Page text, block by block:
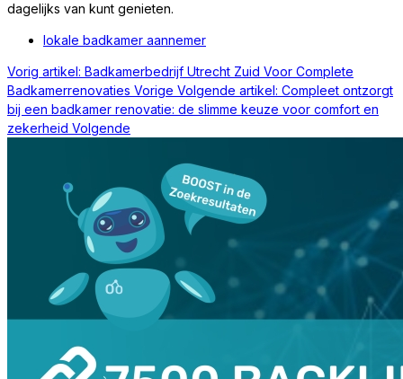
dagelijks van kunt genieten.
lokale badkamer aannemer
Vorig artikel: Badkamerbedrijf Utrecht Zuid Voor Complete
Badkamerrenovaties Vorige Volgende artikel: Compleet ontzorgt
bij een badkamer renovatie: de slimme keuze voor comfort en
zekerheid Volgende